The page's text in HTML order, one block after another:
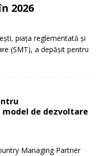
2026
piața reglementată și
(SMT), a depășit pentru
de dezvoltare
Managing Partner